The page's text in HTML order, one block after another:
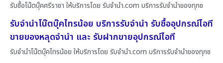
รับซื้อโน๊ตบุ๊คศรีราชา ให้บริการโดย รับจํานํา.com บริการรับจำนำของทุกช
รับจำนำโน๊ตบุ๊คไทรน้อย บริการรับจำนำ รับซื้ออุปกรณ์ไอที
ขายของหลุดจำนำ และ รับฝากขายอุปกรณ์ไอที
รับจำนำโน๊ตบุ๊คไทรน้อย ให้บริการโดย รับจํานํา.com บริการรับจำนำของทุกช